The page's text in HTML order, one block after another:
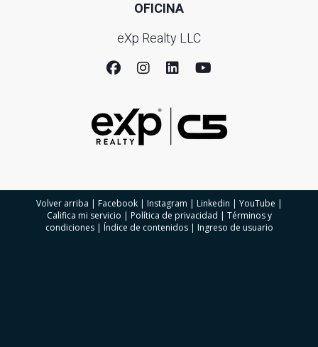
OFICINA
eXp Realty LLC
Volver arriba | Facebook| Instagram | Linkedin | YouTube |
Califica mi servicio | Política de privacidad | Términos y
condiciones| Índice de contenidos| Ingreso de usuario